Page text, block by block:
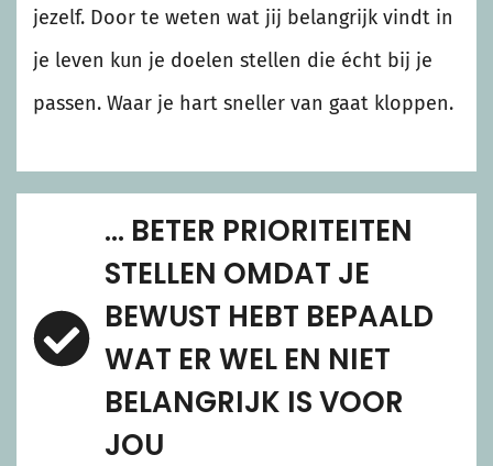
jezelf. Door te weten wat jij belangrijk vindt in
je leven kun je doelen stellen die écht bij je
passen. Waar je hart sneller van gaat kloppen.
… BETER PRIORITEITEN
STELLEN OMDAT JE
BEWUST HEBT BEPAALD
WAT ER WEL EN NIET
BELANGRIJK IS VOOR
JOU